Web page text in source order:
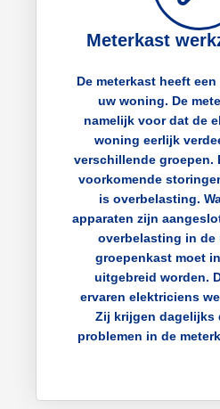
Meterkast
De meterkast heeft
uw woning. De
namelijk voor dat de
woning eerlijk
verschillende groepen.
voorkomende
is overbelasting.
apparaten zijn
overbelasting in de
groepenkast moet
uitgebreid worden.
ervaren elektriciens
Zij krijgen dagelijks
problemen in de